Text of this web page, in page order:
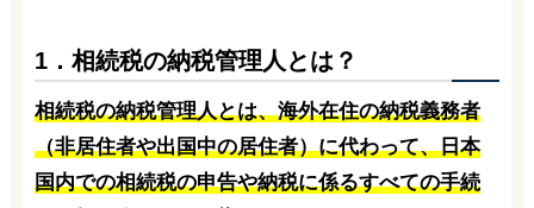
1．相続税の納税管理人とは？
相続税の納税管理人とは、海外在住の納税義務者
（非居住者や出国中の居住者）に代わって、日本
国内での相続税の申告や納税に係るすべての手続